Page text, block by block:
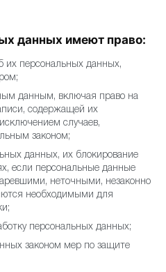
данных в
данных имеют право:
данным, включая право на
содержащей их
случаев,
законом;
данных, их блокирование
если персональные данные
неточными,
не являются необходимыми
персональных данных;